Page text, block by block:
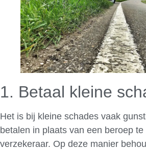
1. Betaal kleine
Het is bij kleine schades vaak
betalen in plaats van een beroep
verzekeraar. Op deze manier